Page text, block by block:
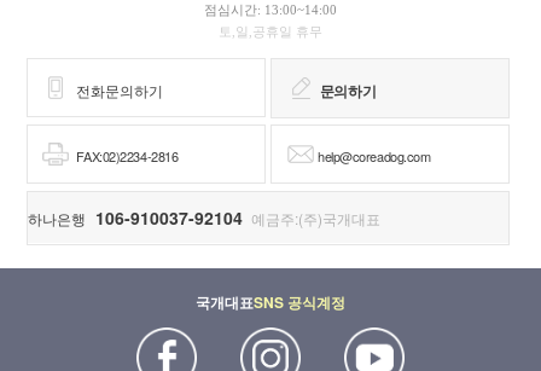
점심시간: 13:00~14:00
토,일,공휴일 휴무
전화문의하기 문의하기
FAX:02)2234-2816 help@coreadog.com
하나은행 106-910037-92104 예금주:(주)국개대표
국개대표SNS 공식계정